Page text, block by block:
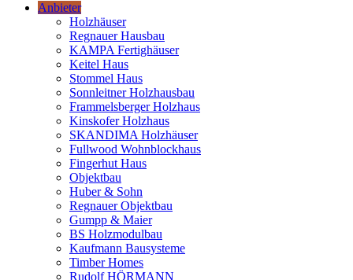
Anbieter
Holzhäuser
Regnauer Hausbau
KAMPA Fertighäuser
Keitel Haus
Stommel Haus
Sonnleitner Holzhausbau
Frammelsberger Holzhaus
Kinskofer Holzhaus
SKANDIMA Holzhäuser
Fullwood Wohnblockhaus
Fingerhut Haus
Objektbau
Huber & Sohn
Regnauer Objektbau
Gumpp & Maier
BS Holzmodulbau
Kaufmann Bausysteme
Timber Homes
Rudolf HÖRMANN